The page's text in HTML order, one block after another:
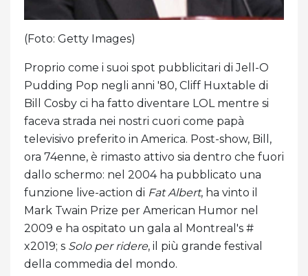
(Foto: Getty Images)
Proprio come i suoi spot pubblicitari di Jell-O
Pudding Pop negli anni '80, Cliff Huxtable di
Bill Cosby ci ha fatto diventare LOL mentre si
faceva strada nei nostri cuori come papà
televisivo preferito in America. Post-show, Bill,
ora 74enne, è rimasto attivo sia dentro che fuori
dallo schermo: nel 2004 ha pubblicato una
funzione live-action di Fat Albert, ha vinto il
Mark Twain Prize per American Humor nel
2009 e ha ospitato un gala al Montreal's #
x2019; s Solo per ridere, il più grande festival
della commedia del mondo.